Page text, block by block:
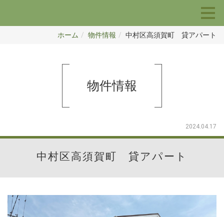
ホーム 物件情報 中村区高須賀町 貸アパート
物件情報
2024.04.17
中村区高須賀町 貸アパート